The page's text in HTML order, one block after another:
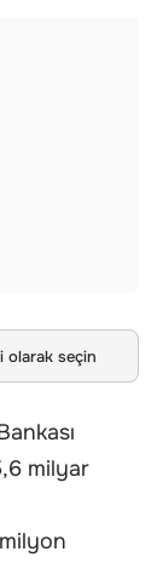
olarak seçin
milyar